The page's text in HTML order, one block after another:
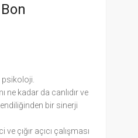
ne kadar da canlıdır ve
bir sinerji
çığır açıcı çalışması